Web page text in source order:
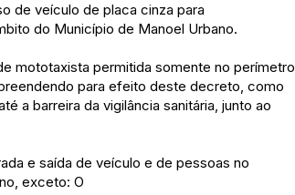
de veículo de placa cinza para
do Município de Manoel Urbano.
mototaxista permitida somente no perímetro
para efeito deste decreto, como
a barreira da vigilância sanitária, junto ao
e saída de veículo e de pessoas no
exceto: O